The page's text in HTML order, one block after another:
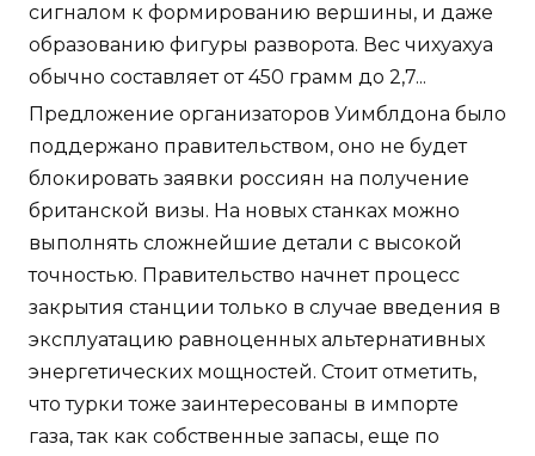
сигналом к формированию вершины, и даже
образованию фигуры разворота. Вес чихуахуа
обычно составляет от 450 грамм до 2,7...
Предложение организаторов Уимблдона было
поддержано правительством, оно не будет
блокировать заявки россиян на получение
британской визы. На новых станках можно
выполнять сложнейшие детали с высокой
точностью. Правительство начнет процесс
закрытия станции только в случае введения в
эксплуатацию равноценных альтернативных
энергетических мощностей. Стоит отметить,
что турки тоже заинтересованы в импорте
газа, так как собственные запасы, еще по